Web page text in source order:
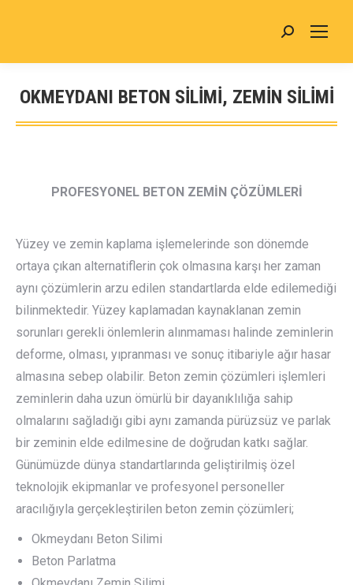
Search:
OKMEYDANI BETON SİLİMİ, ZEMİN SİLİMİ
You are here:
PROFESYONEL BETON ZEMİN ÇÖZÜMLERİ
Yüzey ve zemin kaplama işlemelerinde son dönemde
ortaya çıkan alternatiflerin çok olmasına karşı her zaman
aynı çözümlerin arzu edilen standartlarda elde edilemediği
bilinmektedir. Yüzey kaplamadan kaynaklanan zemin
sorunları gerekli önlemlerin alınmaması halinde zeminlerin
deforme, olması, yıpranması ve sonuç itibariyle ağır hasar
almasına sebep olabilir. Beton zemin çözümleri işlemleri
zeminlerin daha uzun ömürlü bir dayanıklılığa sahip
olmalarını sağladığı gibi aynı zamanda pürüzsüz ve parlak
bir zeminin elde edilmesine de doğrudan katkı sağlar.
Günümüzde dünya standartlarında geliştirilmiş özel
teknolojik ekipmanlar ve profesyonel personeller
aracılığıyla gerçekleştirilen beton zemin çözümleri;
Okmeydanı Beton Silimi
Beton Parlatma